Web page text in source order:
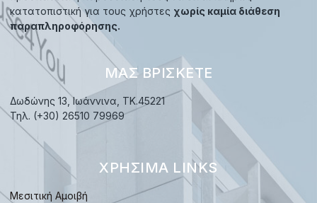
κατατοπιστική για τους χρήστες χωρίς καμία διάθεση
παραπληροφόρησης.
ΜΑΣ ΒΡΊΣΚΕΤΕ
Δωδώνης 13, Ιωάννινα, TK.45221
Τηλ. (+30) 26510 79969
ΧΡΉΣΙΜΑ LINKS
Μεσιτική Αμοιβή